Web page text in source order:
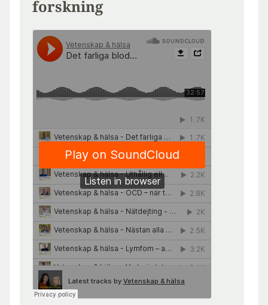
forskning